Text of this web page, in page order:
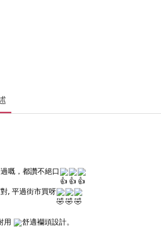
嘅，都讚不絕口
, 平過街市買呀
用 舒適襽頭設計。